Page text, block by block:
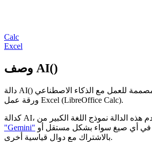
Calc
Excel
وصف AI()
دالة AI() مصممة للعمل مع الذكاء الاصطناعي (AI) مباشرة في
ورقة عمل Excel (LibreOffice Calc).
"Gemini"
بالاشتراك مع دوال قياسية أخرى.